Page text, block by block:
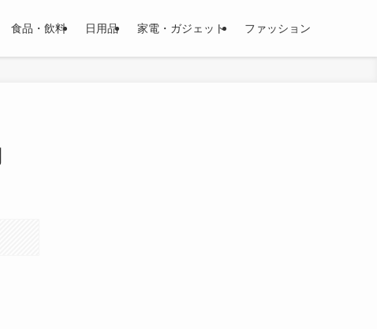
食品・飲料 日用品 家電・ガジェット ファッション